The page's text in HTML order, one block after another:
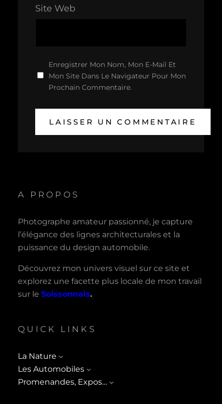
Site Web
Enregistrer Mon Nom, Mon E-Mail Et
Mon Site Dans Le Navigateur Pour Mon
Prochain Commentaire.
A PROPOS
Photographe amateur passionné, je capture
l’élégance des lignes architecturales et la
puissance du design automobile.
Découvrez mon univers visuel sur ce site et
explorez une facette plus locale de mon travail
sur le Soissonnais.
QUICK LINKS
La Nature
Les Automobiles
Promenandes, Expos…